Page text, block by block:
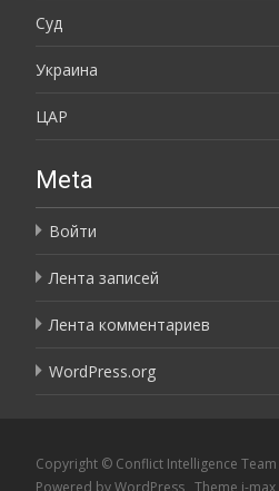
Суд
Украина
ЦАР
Meta
Войти
Лента записей
Лента комментариев
WordPress.org
Copyright © Conflict Intelligence Team
Powered by WordPress , Theme i-max